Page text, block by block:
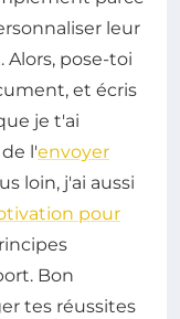
leur
pose-toi
et écris
je t'ai
l'envoyer
loin, j'ai aussi
pour
Bon
tes réussites